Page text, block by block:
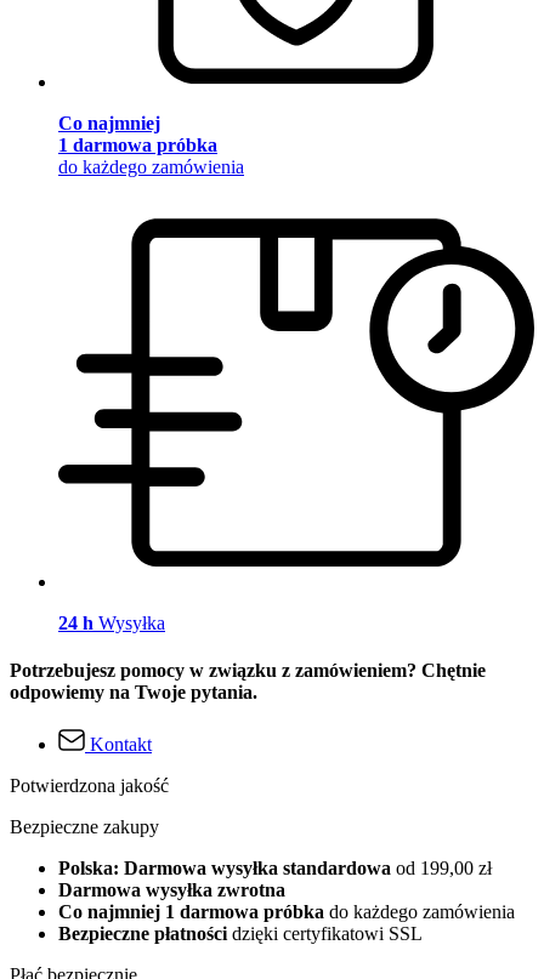
Co najmniej
1 darmowa próbka
do każdego zamówienia
24 h Wysyłka
Potrzebujesz pomocy w związku z zamówieniem? Chętnie
odpowiemy na Twoje pytania.
Kontakt
Potwierdzona jakość
Bezpieczne zakupy
Polska: Darmowa wysyłka standardowa od 199,00 zł
Darmowa wysyłka zwrotna
Co najmniej 1 darmowa próbka do każdego zamówienia
Bezpieczne płatności dzięki certyfikatowi SSL